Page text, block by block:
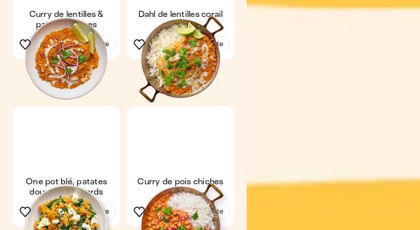
Curry de lentilles &
patates douces
Voir la recette
Dahl de lentilles corail
Voir la recette
One pot blé, patates
douces & épinards
Voir la recette
Curry de pois chiches
Voir la recette